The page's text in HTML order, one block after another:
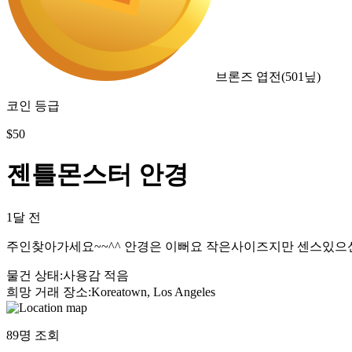
브론즈 엽전(501 닢)
코인 등급
$50
젠틀몬스터 안경
1달 전
주인찾아가세요~~^^ 안경은 이뻐요 작은사이즈지만 센스있으
물건 상태 :사용감 적음
희망 거래 장소:Koreatown, Los Angeles
89명 조회